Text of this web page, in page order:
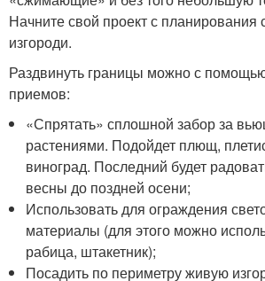
Начните свой проект с планирования
изгороди.
Раздвинуть границы можно с
приемов:
«Спрятать» сплошной забор за
растениями. Подойдет плющ,
виноград. Последний будет
весны до поздней осени;
Использовать для ограждения
материалы (для этого можно
рабица, штакетник);
Посадить по периметру живую